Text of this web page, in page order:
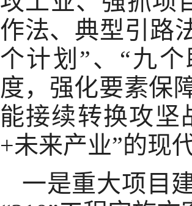
作法、典型引路
个计划”、“九
度，强化要素保
能接续转换攻坚
+未来产业”的现
一是重大项目